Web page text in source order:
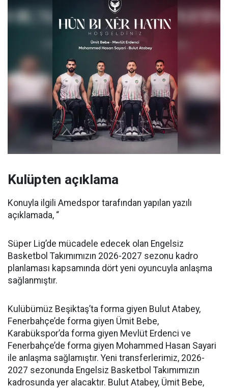
Kulüpten açıklama
Konuyla ilgili Amedspor tarafından yapılan yazılı
açıklamada, “
Süper Lig’de mücadele edecek olan Engelsiz
Basketbol Takımımızın 2026-2027 sezonu kadro
planlaması kapsamında dört yeni oyuncuyla anlaşma
sağlanmıştır.
Kulübümüz Beşiktaş’ta forma giyen Bulut Atabey,
Fenerbahçe’de forma giyen Ümit Bebe,
Karabükspor’da forma giyen Mevlüt Erdenci ve
Fenerbahçe’de forma giyen Mohammed Hasan Sayari
ile anlaşma sağlamıştır. Yeni transferlerimiz, 2026-
2027 sezonunda Engelsiz Basketbol Takımımızın
kadrosunda yer alacaktır. Bulut Atabey, Ümit Bebe,